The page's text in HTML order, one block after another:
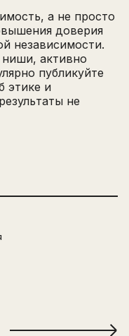
а не просто
доверия
независимости.
ниши, активно
публикуйте
этике и
не